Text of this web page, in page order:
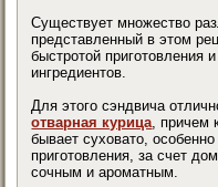
Существует множество
представленный в этом
быстротой приготовления
ингредиентов.
Для этого сэндвича
отварная курица, причем
бывает суховато,
приготовления, за счет
сочным и ароматным.